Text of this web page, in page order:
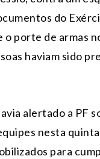
do
porte de armas
haviam sido
alertado a PF
nesta
para